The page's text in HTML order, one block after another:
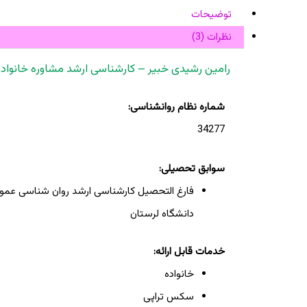
توضیحات
نظرات (3)
رامین رشیدی خبیر – کارشناسی ارشد مشاوره
شماره نظام روانشناسی:
34277
سوابق تحصیلی:
فارغ التحصیل کارشناسی ارشد روان شناسی
دانشگاه لرستان
خدمات قابل ارائه:
خانواده
سکس تراپی